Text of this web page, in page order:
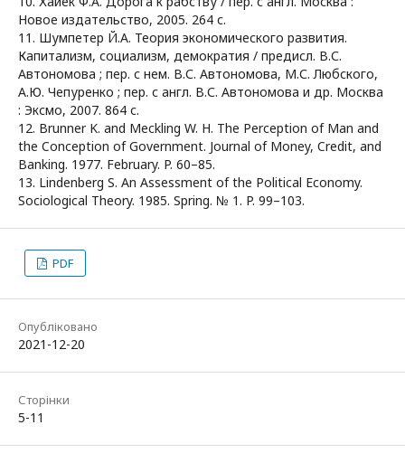
Новое издательство, 2005. 264 с.
11. Шумпетер Й.А. Теория экономического развития.
Капитализм, социализм, демократия / предисл. В.С.
Автономова ; пер. с нем. В.С. Автономова, М.С. Любского,
А.Ю. Чепуренко ; пер. с англ. В.С. Автономова и др. Москва
: Эксмо, 2007. 864 с.
12. Brunner K. and Meckling W. H. The Perception of Man and
the Conception of Government. Journal of Money, Credit, and
Banking. 1977. February. P. 60–85.
13. Lindenberg S. An Assessment of the Political Economy.
Sociological Theory. 1985. Spring. № 1. P. 99–103.
PDF
Опубліковано
2021-12-20
Сторінки
5-11